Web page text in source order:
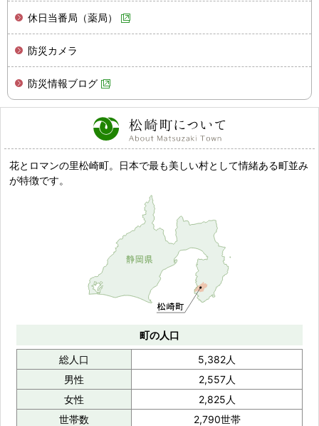
休日当番局（薬局）
防災カメラ
防災情報ブログ
花とロマンの里松崎町。日本で最も美しい村として情緒ある町並み
が特徴です。
町の人口
総人口
5,382人
男性
2,557人
女性
2,825人
世帯数
2,790世帯